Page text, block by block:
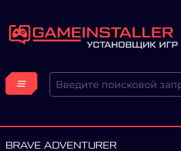
BRAVE ADVENTURER